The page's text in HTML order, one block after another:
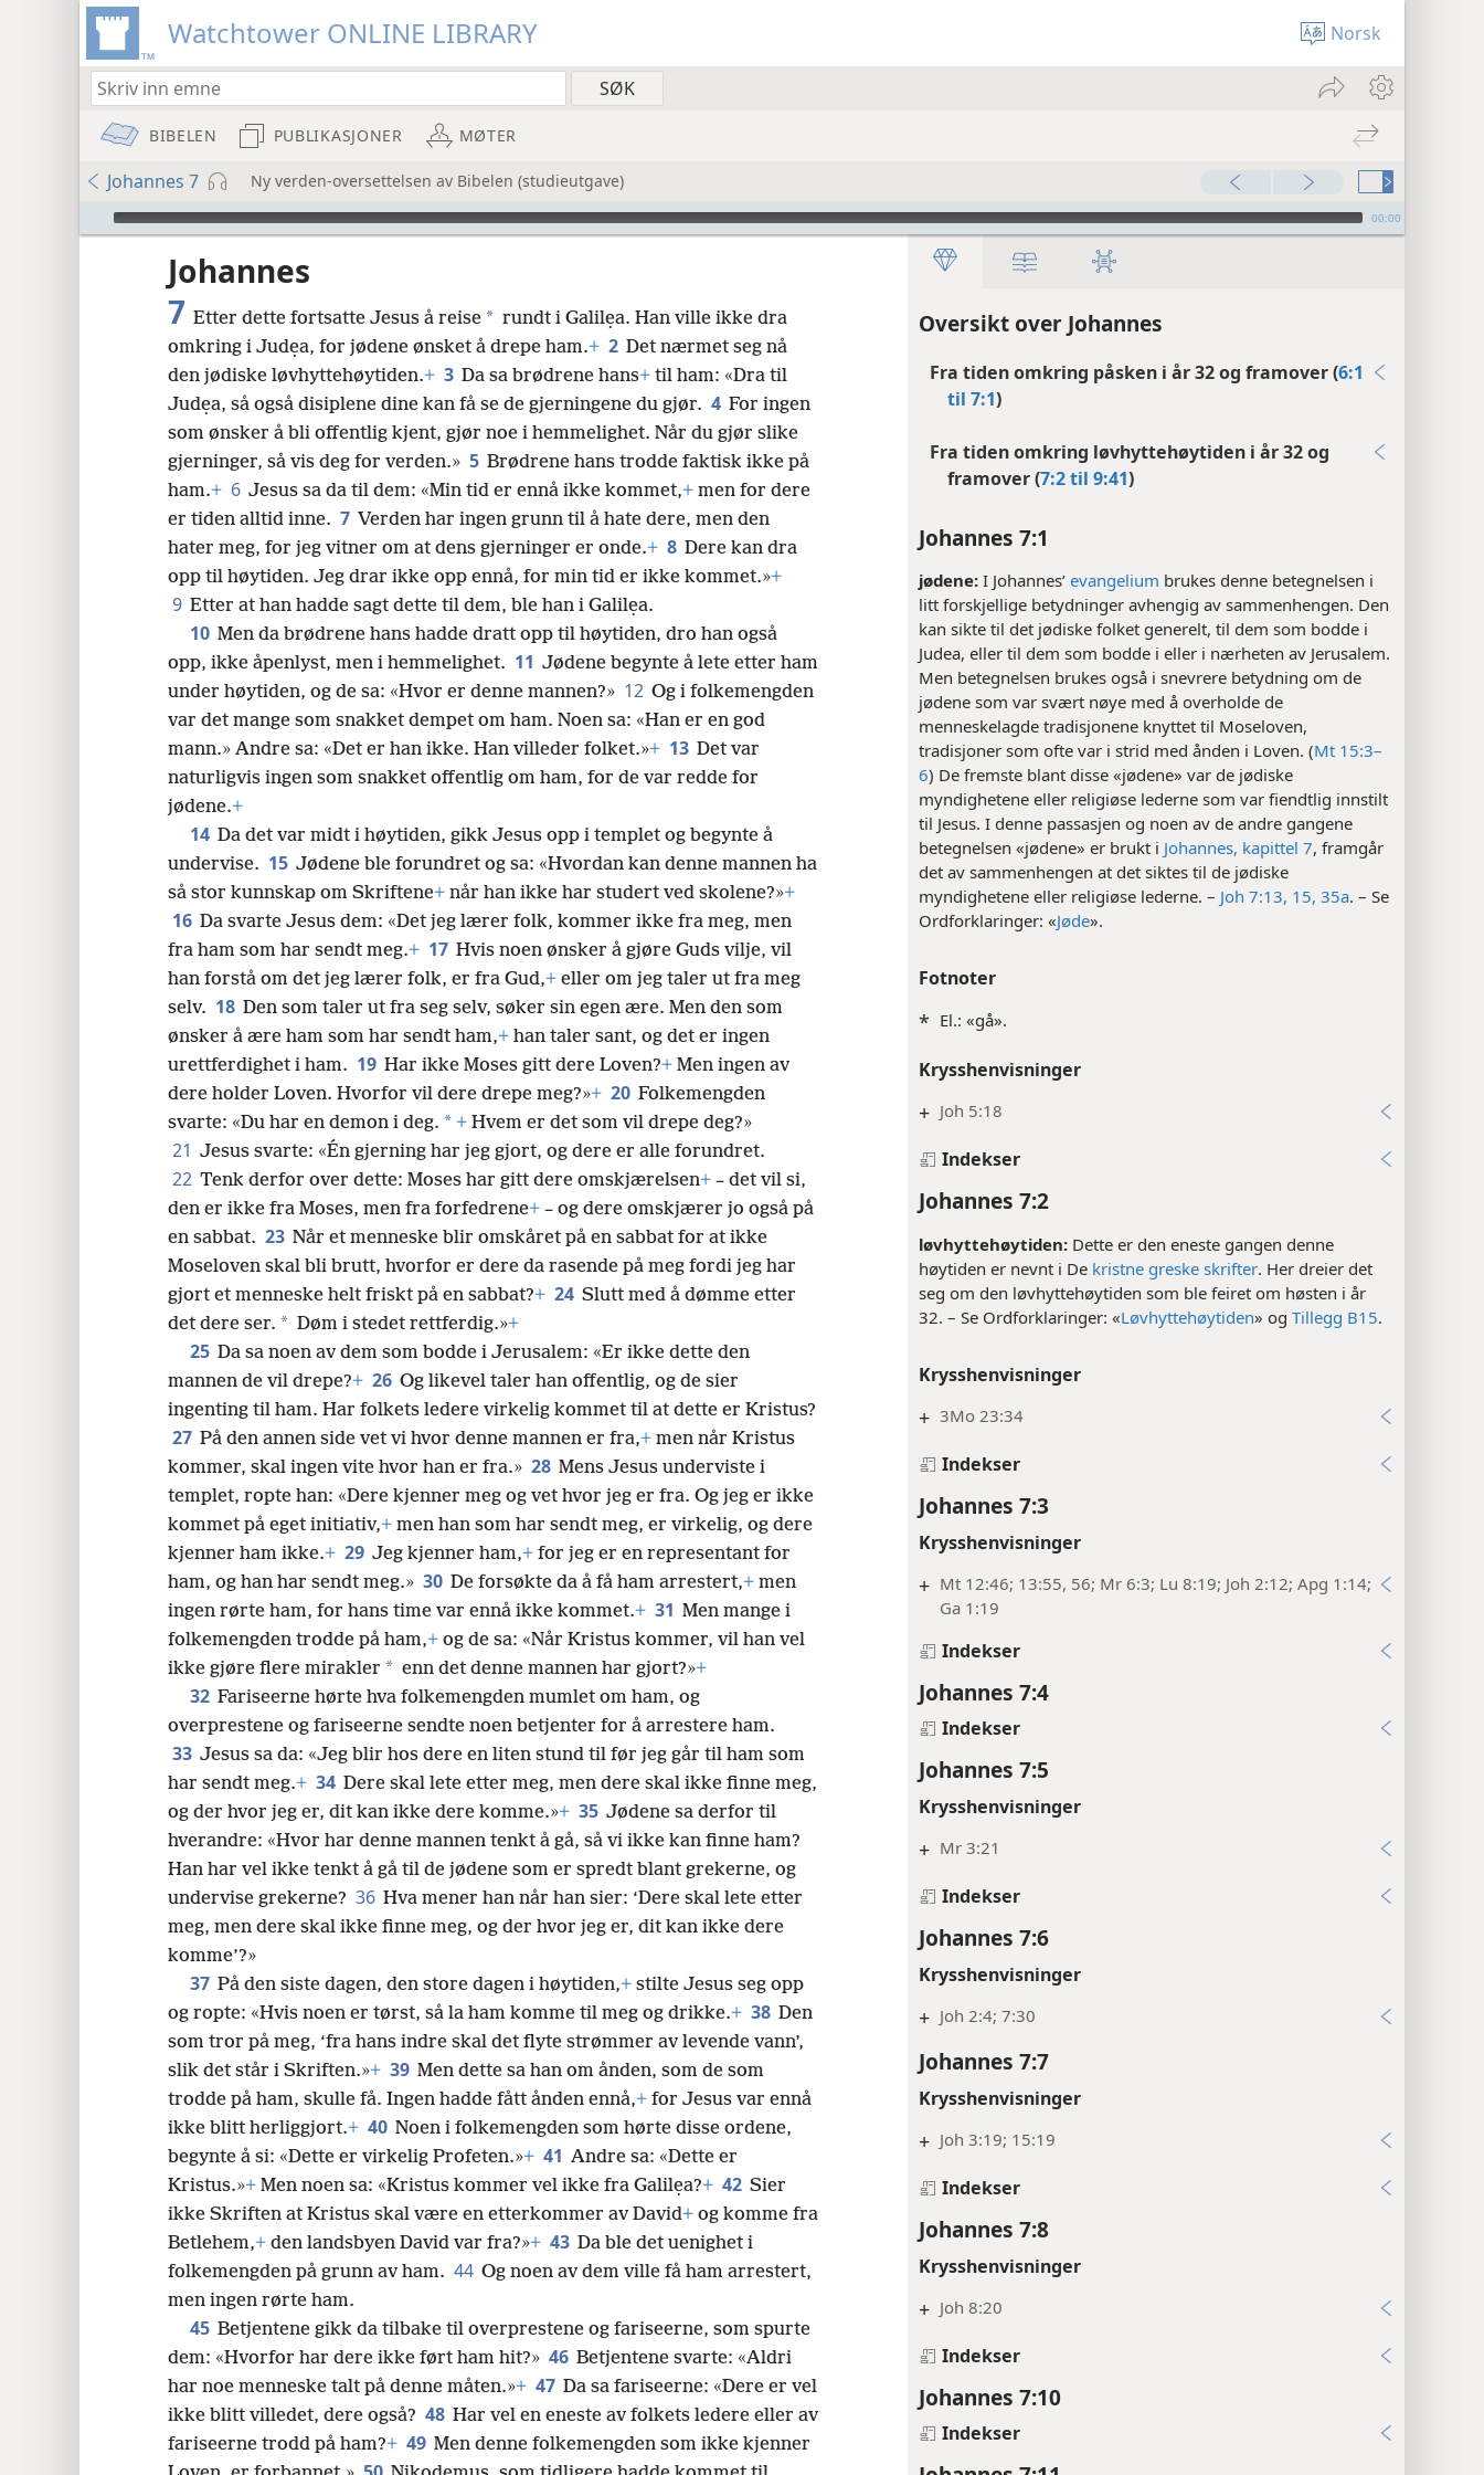
Watchtower ONLINE LIBRARY Norsk
BIBELEN PUBLIKASJONER MØTER
Johannes 7 Ny verden-oversettelsen av Bibelen (studieutgave)
Audio Player 00:00
Oversikt over Johannes
Fra tiden omkring påsken i år 32 og framover (6:1
til 7:1)
Fra tiden omkring løvhyttehøytiden i år 32 og
framover (7:2 til 9:41)
Johannes 7:1
jødene: I Johannes’ evangelium brukes denne betegnelsen i
litt forskjellige betydninger avhengig av sammenhengen. Den
kan sikte til det jødiske folket generelt, til dem som bodde i
Judea, eller til dem som bodde i eller i nærheten av Jerusalem.
Men betegnelsen brukes også i snevrere betydning om de
jødene som var svært nøye med å overholde de
menneskelagde tradisjonene knyttet til Moseloven,
tradisjoner som ofte var i strid med ånden i Loven. (Mt 15:3–
6) De fremste blant disse «jødene» var de jødiske
myndighetene eller religiøse lederne som var fiendtlig innstilt
til Jesus. I denne passasjen og noen av de andre gangene
betegnelsen «jødene» er brukt i Johannes, kapittel 7, framgår
det av sammenhengen at det siktes til de jødiske
myndighetene eller religiøse lederne. – Joh 7:13, 15, 35a. – Se
Ordforklaringer: «Jøde».
Fotnoter
* El.: «gå».
Krysshenvisninger
+ Joh 5:18
Indekser
Johannes 7:2
løvhyttehøytiden: Dette er den eneste gangen denne
høytiden er nevnt i De kristne greske skrifter. Her dreier det
seg om den løvhyttehøytiden som ble feiret om høsten i år
32. – Se Ordforklaringer: «Løvhyttehøytiden» og Tillegg B15.
Krysshenvisninger
+ 3Mo 23:34
Indekser
Johannes 7:3
Krysshenvisninger
+ Mt 12:46; 13:55, 56; Mr 6:3; Lu 8:19; Joh 2:12; Apg 1:14;
Ga 1:19
Indekser
Johannes 7:4
Indekser
Johannes 7:5
Krysshenvisninger
+ Mr 3:21
Indekser
Johannes 7:6
Krysshenvisninger
+ Joh 2:4; 7:30
Johannes 7:7
Krysshenvisninger
+ Joh 3:19; 15:19
Indekser
Johannes 7:8
Krysshenvisninger
+ Joh 8:20
Indekser
Johannes 7:10
Indekser
Johannes
7 Etter dette fortsatte Jesus å reise * rundt i Galilẹa. Han ville ikke dra
omkring i Judẹa, for jødene ønsket å drepe ham.+ 2 Det nærmet seg nå
den jødiske løvhyttehøytiden.+ 3 Da sa brødrene hans+ til ham: «Dra til
Judẹa, så også disiplene dine kan få se de gjerningene du gjør. 4 For ingen
som ønsker å bli offentlig kjent, gjør noe i hemmelighet. Når du gjør slike
gjerninger, så vis deg for verden.» 5 Brødrene hans trodde faktisk ikke på
ham.+ 6 Jesus sa da til dem: «Min tid er ennå ikke kommet,+ men for dere
er tiden alltid inne. 7 Verden har ingen grunn til å hate dere, men den
hater meg, for jeg vitner om at dens gjerninger er onde.+ 8 Dere kan dra
opp til høytiden. Jeg drar ikke opp ennå, for min tid er ikke kommet.»+
9 Etter at han hadde sagt dette til dem, ble han i Galilẹa.
10 Men da brødrene hans hadde dratt opp til høytiden, dro han også
opp, ikke åpenlyst, men i hemmelighet. 11 Jødene begynte å lete etter ham
under høytiden, og de sa: «Hvor er denne mannen?» 12 Og i folkemengden
var det mange som snakket dempet om ham. Noen sa: «Han er en god
mann.» Andre sa: «Det er han ikke. Han villeder folket.»+ 13 Det var
naturligvis ingen som snakket offentlig om ham, for de var redde for
jødene.+
14 Da det var midt i høytiden, gikk Jesus opp i templet og begynte å
undervise. 15 Jødene ble forundret og sa: «Hvordan kan denne mannen ha
så stor kunnskap om Skriftene+ når han ikke har studert ved skolene?»+
16 Da svarte Jesus dem: «Det jeg lærer folk, kommer ikke fra meg, men
fra ham som har sendt meg.+ 17 Hvis noen ønsker å gjøre Guds vilje, vil
han forstå om det jeg lærer folk, er fra Gud,+ eller om jeg taler ut fra meg
selv. 18 Den som taler ut fra seg selv, søker sin egen ære. Men den som
ønsker å ære ham som har sendt ham,+ han taler sant, og det er ingen
urettferdighet i ham. 19 Har ikke Moses gitt dere Loven?+ Men ingen av
dere holder Loven. Hvorfor vil dere drepe meg?»+ 20 Folkemengden
svarte: «Du har en demon i deg. * + Hvem er det som vil drepe deg?»
21 Jesus svarte: «Én gjerning har jeg gjort, og dere er alle forundret.
22 Tenk derfor over dette: Moses har gitt dere omskjærelsen+ – det vil si,
den er ikke fra Moses, men fra forfedrene+ – og dere omskjærer jo også på
en sabbat. 23 Når et menneske blir omskåret på en sabbat for at ikke
Moseloven skal bli brutt, hvorfor er dere da rasende på meg fordi jeg har
gjort et menneske helt friskt på en sabbat?+ 24 Slutt med å dømme etter
det dere ser. * Døm i stedet rettferdig.»+
25 Da sa noen av dem som bodde i Jerusalem: «Er ikke dette den
mannen de vil drepe?+ 26 Og likevel taler han offentlig, og de sier
ingenting til ham. Har folkets ledere virkelig kommet til at dette er Kristus?
27 På den annen side vet vi hvor denne mannen er fra,+ men når Kristus
kommer, skal ingen vite hvor han er fra.» 28 Mens Jesus underviste i
templet, ropte han: «Dere kjenner meg og vet hvor jeg er fra. Og jeg er ikke
kommet på eget initiativ,+ men han som har sendt meg, er virkelig, og dere
kjenner ham ikke.+ 29 Jeg kjenner ham,+ for jeg er en representant for
ham, og han har sendt meg.» 30 De forsøkte da å få ham arrestert,+ men
ingen rørte ham, for hans time var ennå ikke kommet.+ 31 Men mange i
folkemengden trodde på ham,+ og de sa: «Når Kristus kommer, vil han vel
ikke gjøre flere mirakler * enn det denne mannen har gjort?»+
32 Fariseerne hørte hva folkemengden mumlet om ham, og
overprestene og fariseerne sendte noen betjenter for å arrestere ham.
33 Jesus sa da: «Jeg blir hos dere en liten stund til før jeg går til ham som
har sendt meg.+ 34 Dere skal lete etter meg, men dere skal ikke finne meg,
og der hvor jeg er, dit kan ikke dere komme.»+ 35 Jødene sa derfor til
hverandre: «Hvor har denne mannen tenkt å gå, så vi ikke kan finne ham?
Han har vel ikke tenkt å gå til de jødene som er spredt blant grekerne, og
undervise grekerne? 36 Hva mener han når han sier: ‘Dere skal lete etter
meg, men dere skal ikke finne meg, og der hvor jeg er, dit kan ikke dere
komme’?»
37 På den siste dagen, den store dagen i høytiden,+ stilte Jesus seg opp
og ropte: «Hvis noen er tørst, så la ham komme til meg og drikke.+ 38 Den
som tror på meg, ‘fra hans indre skal det flyte strømmer av levende vann’,
slik det står i Skriften.»+ 39 Men dette sa han om ånden, som de som
trodde på ham, skulle få. Ingen hadde fått ånden ennå,+ for Jesus var ennå
ikke blitt herliggjort.+ 40 Noen i folkemengden som hørte disse ordene,
begynte å si: «Dette er virkelig Profeten.»+ 41 Andre sa: «Dette er
Kristus.»+ Men noen sa: «Kristus kommer vel ikke fra Galilẹa?+ 42 Sier
ikke Skriften at Kristus skal være en etterkommer av David+ og komme fra
Betlehem,+ den landsbyen David var fra?»+ 43 Da ble det uenighet i
folkemengden på grunn av ham. 44 Og noen av dem ville få ham arrestert,
men ingen rørte ham.
45 Betjentene gikk da tilbake til overprestene og fariseerne, som spurte
dem: «Hvorfor har dere ikke ført ham hit?» 46 Betjentene svarte: «Aldri
har noe menneske talt på denne måten.»+ 47 Da sa fariseerne: «Dere er vel
ikke blitt villedet, dere også? 48 Har vel en eneste av folkets ledere eller av
fariseerne trodd på ham?+ 49 Men denne folkemengden som ikke kjenner